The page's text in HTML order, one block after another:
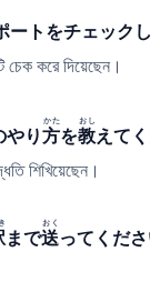
ートをチェック
চেক করে দিয়েছেন।
やり方
かた
を教
おし
えて
শিখিয়েছেন।
まで送
おく
ってくだ